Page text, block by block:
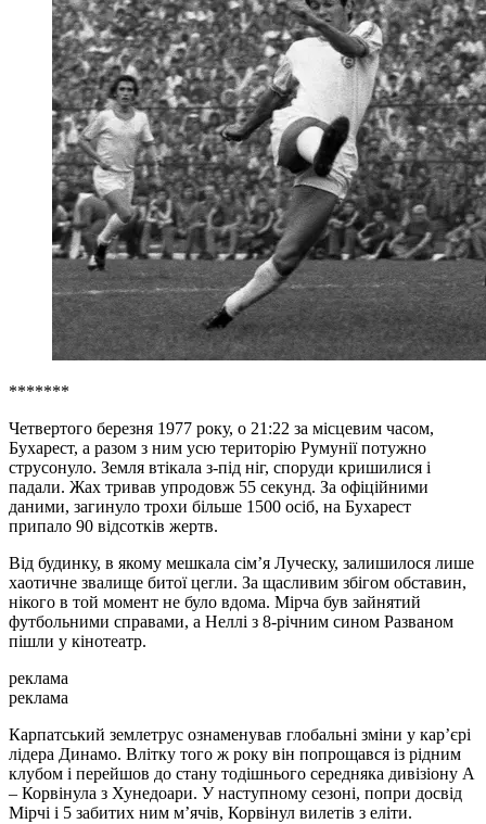
*******
Четвертого березня 1977 року, о 21:22 за місцевим часом,
Бухарест, а разом з ним усю територію Румунії потужно
струсонуло. Земля втікала з-під ніг, споруди кришилися і
падали. Жах тривав упродовж 55 секунд. За офіційними
даними, загинуло трохи більше 1500 осіб, на Бухарест
припало 90 відсотків жертв.
Від будинку, в якому мешкала сім’я Луческу, залишилося лише
хаотичне звалище битої цегли. За щасливим збігом обставин,
нікого в той момент не було вдома. Мірча був зайнятий
футбольними справами, а Неллі з 8-річним сином Разваном
пішли у кінотеатр.
реклама
реклама
Карпатський землетрус ознаменував глобальні зміни у кар’єрі
лідера Динамо. Влітку того ж року він попрощався із рідним
клубом і перейшов до стану тодішнього середняка дивізіону А
– Корвінула з Хунедоари. У наступному сезоні, попри досвід
Мірчі і 5 забитих ним м’ячів, Корвінул вилетів з еліти.